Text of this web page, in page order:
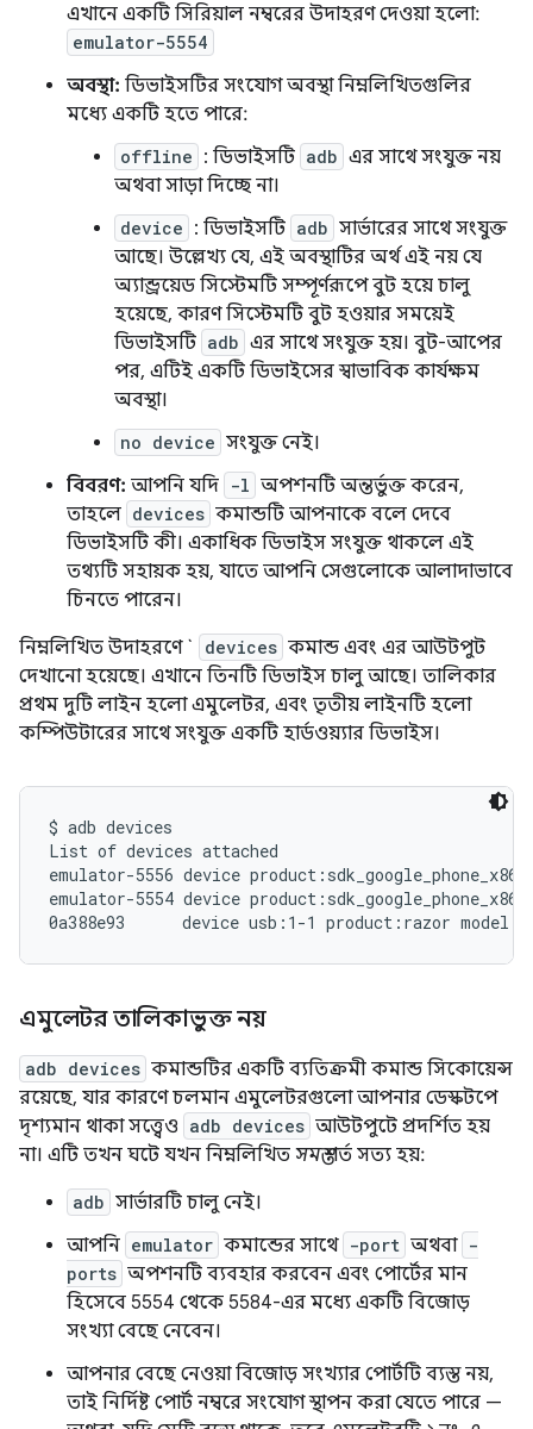
এখানে একটি সিরিয়াল নম্বরের উদাহরণ দেওয়া হলো:
emulator-5554
অবস্থা: ডিভাইসটির সংযোগ অবস্থা নিম্নলিখিতগুলির
মধ্যে একটি হতে পারে:
offline : ডিভাইসটি adb এর সাথে সংযুক্ত নয়
অথবা সাড়া দিচ্ছে না।
device : ডিভাইসটি adb সার্ভারের সাথে সংযুক্ত
আছে। উল্লেখ্য যে, এই অবস্থাটির অর্থ এই নয় যে
অ্যান্ড্রয়েড সিস্টেমটি সম্পূর্ণরূপে বুট হয়ে চালু
হয়েছে, কারণ সিস্টেমটি বুট হওয়ার সময়েই
ডিভাইসটি adb এর সাথে সংযুক্ত হয়। বুট-আপের
পর, এটিই একটি ডিভাইসের স্বাভাবিক কার্যক্ষম
অবস্থা।
no device সংযুক্ত নেই।
বিবরণ: আপনি যদি -l অপশনটি অন্তর্ভুক্ত করেন,
তাহলে devices কমান্ডটি আপনাকে বলে দেবে
ডিভাইসটি কী। একাধিক ডিভাইস সংযুক্ত থাকলে এই
তথ্যটি সহায়ক হয়, যাতে আপনি সেগুলোকে আলাদাভাবে
চিনতে পারেন।
নিম্নলিখিত উদাহরণে `
devices কমান্ড এবং এর আউটপুট
দেখানো হয়েছে। এখানে তিনটি ডিভাইস চালু আছে। তালিকার
প্রথম দুটি লাইন হলো এমুলেটর, এবং তৃতীয় লাইনটি হলো
কম্পিউটারের সাথে সংযুক্ত একটি হার্ডওয়্যার ডিভাইস।
$ adb devices
List of devices attached
emulator-5556 device
emulator-5554 device
এমুলেটর তালিকাভুক্ত নয়
adb devices কমান্ডটির একটি ব্যতিক্রমী কমান্ড সিকোয়েন্স
রয়েছে, যার কারণে চলমান এমুলেটরগুলো আপনার ডেস্কটপে
দৃশ্যমান থাকা সত্ত্বেও adb devices আউটপুটে প্রদর্শিত হয়
না। এটি তখন ঘটে যখন নিম্নলিখিত সমস্তশর্ত সত্য হয়:
adb সার্ভারটি চালু নেই।
আপনি emulator কমান্ডের সাথে -port অথবা -
ports অপশনটি ব্যবহার করবেন এবং পোর্টের মান
হিসেবে 5554 থেকে 5584-এর মধ্যে একটি বিজোড়
সংখ্যা বেছে নেবেন।
আপনার বেছে নেওয়া বিজোড় সংখ্যার পোর্টটি ব্যস্ত নয়,
তাই নির্দিষ্ট পোর্ট নম্বরে সংযোগ স্থাপন করা যেতে পারে —